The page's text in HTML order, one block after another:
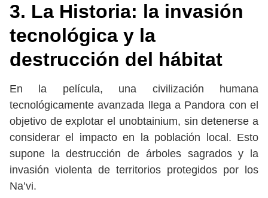
3. La Historia: la invasión
tecnológica y la
destrucción del hábitat
En la película, una civilización humana
tecnológicamente avanzada llega a Pandora con el
objetivo de explotar el unobtainium, sin detenerse a
considerar el impacto en la población local. Esto
supone la destrucción de árboles sagrados y la
invasión violenta de territorios protegidos por los
Na’vi.